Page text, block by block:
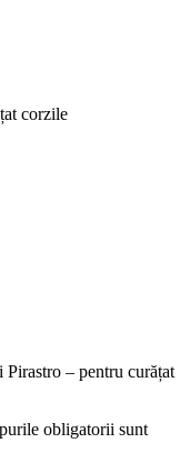
corzile
– pentru curățat
obligatorii sunt